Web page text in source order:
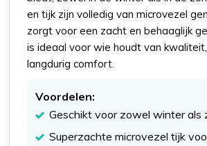
en tijk zijn volledig van microvezel
zorgt voor een zacht en behaaglijk
is ideaal voor wie houdt van
langdurig comfort.
Voordelen:
Geschikt voor zowel winter als
Superzachte microvezel tijk